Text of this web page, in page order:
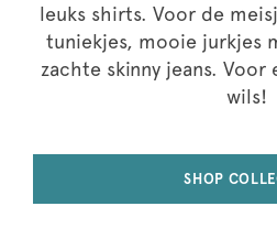
leuks shirts. Voor de
tuniekjes, mooie jurkjes
zachte skinny jeans. Voor
wils!
SHOP